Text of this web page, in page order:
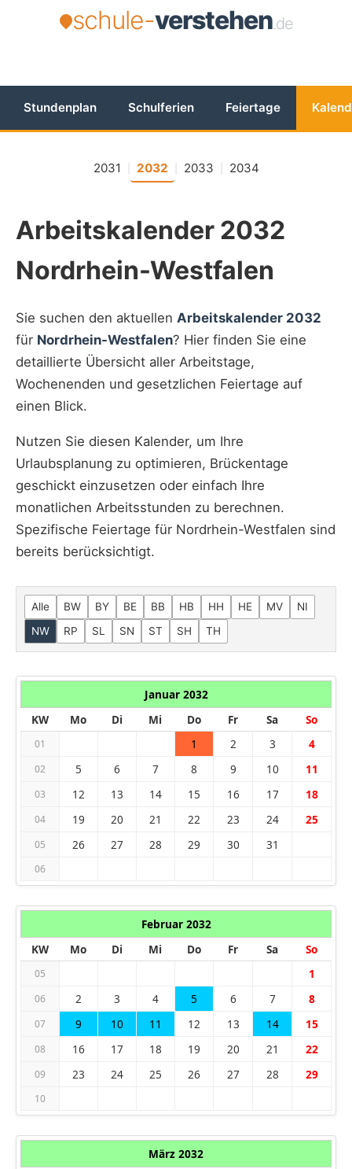
schule-verstehen.de
Stundenplan Schulferien Feiertage
2031 2032 2033 2034
Arbeitskalender 2032
Nordrhein-Westfalen
Sie suchen den aktuellen Arbeitskalender 2032
für Nordrhein-Westfalen? Hier finden Sie eine
detaillierte Übersicht aller Arbeitstage,
Wochenenden und gesetzlichen Feiertage auf
einen Blick.
Nutzen Sie diesen Kalender, um Ihre
Urlaubsplanung zu optimieren, Brückentage
geschickt einzusetzen oder einfach Ihre
monatlichen Arbeitsstunden zu berechnen.
Spezifische Feiertage für Nordrhein-Westfalen sind
bereits berücksichtigt.
Alle BW BY BE BB HB HH HE MV
NI
NW
RP SL SN ST SH TH
Januar 2032
KW
Mo Di Mi Do Fr Sa So
01 1 2 3 4
02 5 6 7 8 9 10 11
03 12 13 14 15 16 17 18
04 19 20 21 22 23 24 25
05 26 27 28 29 30 31
06
Februar 2032
KW
Mo Di Mi Do Fr Sa So
05 1
06 2 3 4 5 6 7 8
07 9 10 11 12 13 14 15
08 16 17 18 19 20 21 22
09 23 24 25 26 27 28 29
10
März 2032